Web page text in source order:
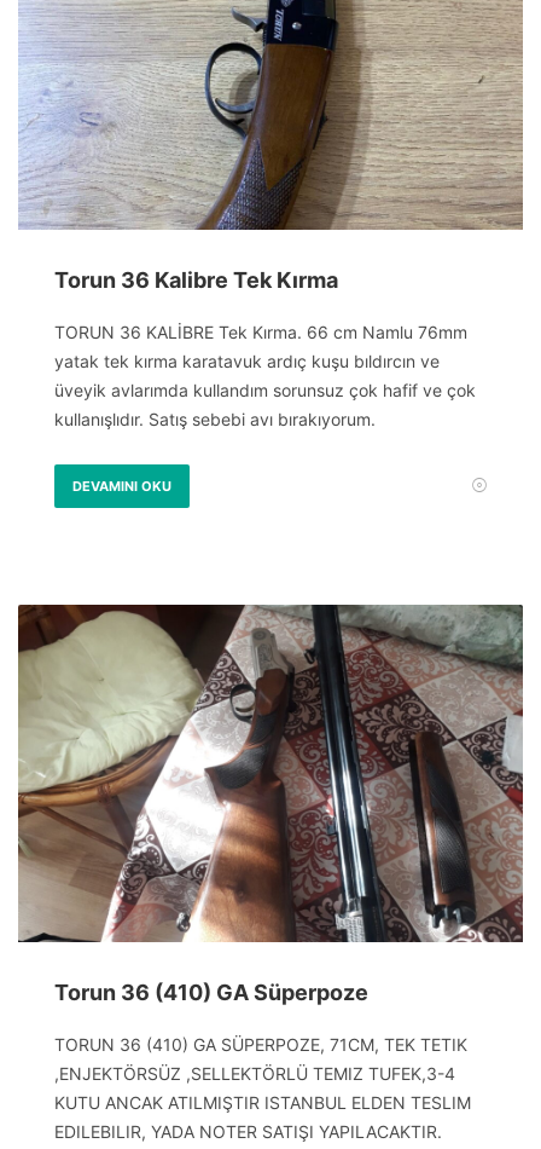
Torun 36 Kalibre Tek Kırma
TORUN 36 KALİBRE Tek Kırma. 66 cm Namlu 76mm
yatak tek kırma karatavuk ardıç kuşu bıldırcın ve
üveyik avlarımda kullandım sorunsuz çok hafif ve çok
kullanışlıdır. Satış sebebi avı bırakıyorum.
DEVAMINI OKU
Torun 36 (410) GA Süperpoze
TORUN 36 (410) GA SÜPERPOZE, 71CM, TEK TETIK
,ENJEKTÖRSÜZ ,SELLEKTÖRLÜ TEMIZ TUFEK,3-4
KUTU ANCAK ATILMIŞTIR ISTANBUL ELDEN TESLIM
EDILEBILIR, YADA NOTER SATIŞI YAPILACAKTIR.